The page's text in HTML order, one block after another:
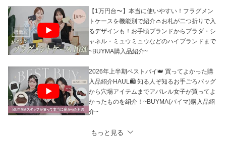
あらかじめご了承ください。【1万円台〜】本当に使いやすい！フラグメン
トケースを機能別で紹介👛お札が二つ折りで入
るデザインも！お手頃ブランドからプラダ・シ
ャネル・ミュウミュウなどのハイブランドまで
~BUYMA購入品紹介~
2026年上半期ベストバイ👑 買ってよかった購
入品紹介HAUL🛍 知る人ぞ知るお手ごろバッグ
から穴場アイテムまでアパレル女子が買ってよ
かったものを紹介！~BUYMA(バイマ)購入品紹
介~
もっと見る